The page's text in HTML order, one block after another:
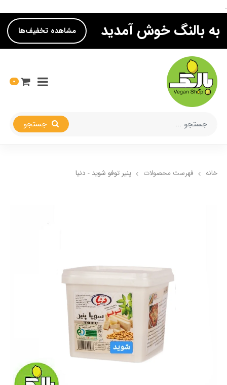
.
به بالنگ خوش آمدید مشاهده تخفیف‌ها
0
خانه فهرست محصولات پنیر توفو شوید - دنیا